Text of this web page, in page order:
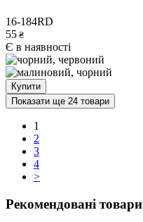
16-184RD
55 ₴
Є в наявності
Купити
Показати ще 24 товари
1
2
3
4
>
Рекомендовані товари